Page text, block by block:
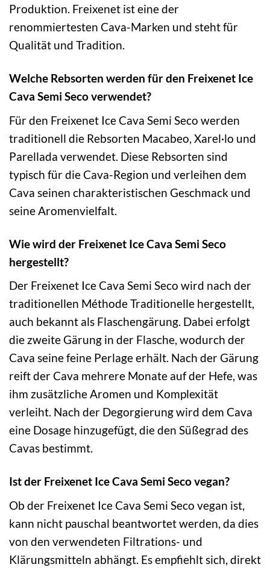
Produktion. Freixenet ist eine der
renommiertesten Cava-Marken und steht für
Qualität und Tradition.
Welche Rebsorten werden für den Freixenet Ice
Cava Semi Seco verwendet?
Für den Freixenet Ice Cava Semi Seco werden
traditionell die Rebsorten Macabeo, Xarel·lo und
Parellada verwendet. Diese Rebsorten sind
typisch für die Cava-Region und verleihen dem
Cava seinen charakteristischen Geschmack und
seine Aromenvielfalt.
Wie wird der Freixenet Ice Cava Semi Seco
hergestellt?
Der Freixenet Ice Cava Semi Seco wird nach der
traditionellen Méthode Traditionelle hergestellt,
auch bekannt als Flaschengärung. Dabei erfolgt
die zweite Gärung in der Flasche, wodurch der
Cava seine feine Perlage erhält. Nach der Gärung
reift der Cava mehrere Monate auf der Hefe, was
ihm zusätzliche Aromen und Komplexität
verleiht. Nach der Degorgierung wird dem Cava
eine Dosage hinzugefügt, die den Süßegrad des
Cavas bestimmt.
Ist der Freixenet Ice Cava Semi Seco vegan?
Ob der Freixenet Ice Cava Semi Seco vegan ist,
kann nicht pauschal beantwortet werden, da dies
von den verwendeten Filtrations- und
Klärungsmitteln abhängt. Es empfiehlt sich, direkt